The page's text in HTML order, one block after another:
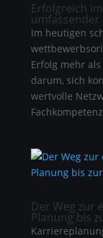
Erfolgreich
umfassender
Im heutigen
Erfolg mehr
darum, sich
wertvolle
Der Weg zur
Planung bis